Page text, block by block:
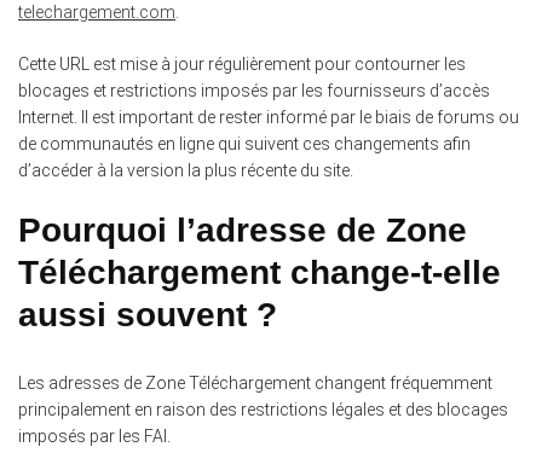
telechargement.com
Cette URL est mise à jour régulièrement pour contourner les
blocages et restrictions imposés par les fournisseurs d’accès
Internet. Il est important de rester informé par le biais de forums ou
de communautés en ligne qui suivent ces changements afin
d’accéder à la version la plus récente du site.
Pourquoi l’adresse de Zone
Téléchargement change-t-elle
aussi souvent ?
Les adresses de Zone Téléchargement changent fréquemment
principalement en raison des restrictions légales et des blocages
imposés par les FAI.